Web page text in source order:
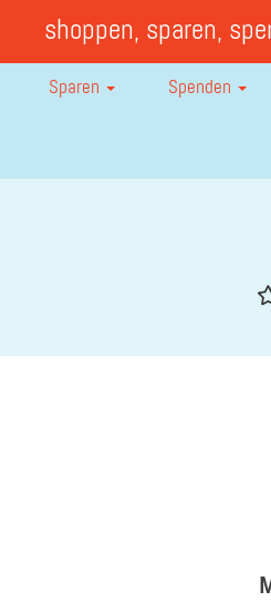
shoppen, sparen,
Sparen Spenden